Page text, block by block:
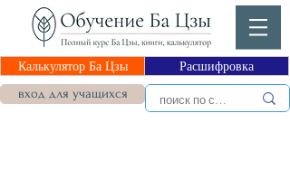
Калькулятор Ба Цзы Расшифровка
вход для учащихся